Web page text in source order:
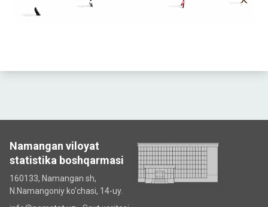
Namangan viloyat
statistika boshqarmasi
160133, Namangan sh,
N.Namangoniy ko'chasi, 14-uy.